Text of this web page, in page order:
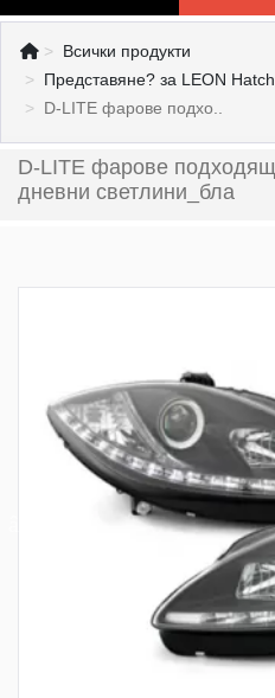
Всички продукти
Представяне? за LEON
D-LITE фарове подхо..
D-LITE фарове
дневни светлини_бла